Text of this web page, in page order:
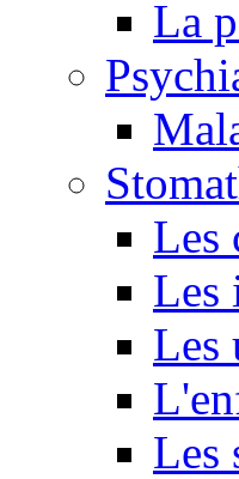
La
Les
Les
Les
Les